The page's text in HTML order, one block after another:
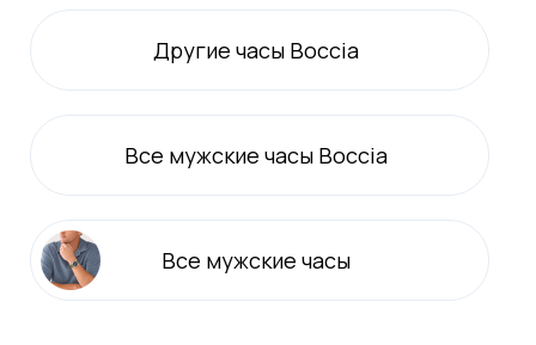
Другие часы Boccia
Все мужские часы Boccia
Все мужские часы